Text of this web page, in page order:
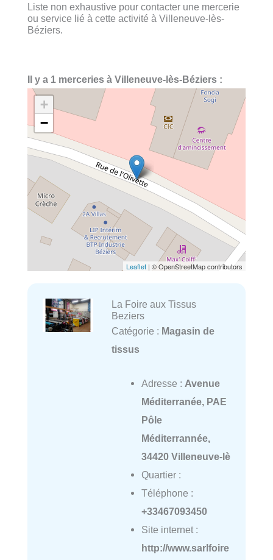
Liste non exhaustive pour contacter une mercerie
ou service lié à cette activité à Villeneuve-lès-
Béziers.
Il y a 1 merceries à Villeneuve-lès-Béziers :
+
−
Leaflet | © OpenStreetMap contributors
La Foire aux Tissus
Beziers
Catégorie : Magasin de
tissus
Adresse : Avenue
Méditerranée, PAE
Pôle
Méditerrannée,
34420 Villeneuve-lè
Quartier :
Téléphone :
+33467093450
Site internet :
http://www.sarlfoire